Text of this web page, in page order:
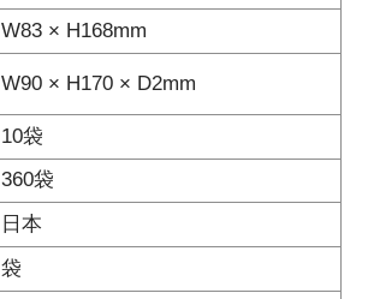
W83 × H168mm
W90 × H170 × D2mm
10袋
360袋
日本
袋